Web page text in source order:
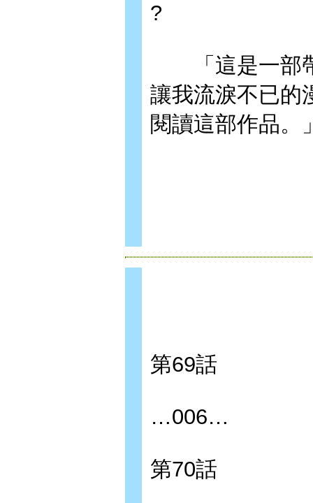
?
「這是一部帶
讓我流淚不已的
閱讀這部作品。
第69話
…006…
第70話